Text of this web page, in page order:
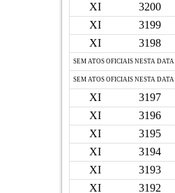
XI 3200
XI 3199
XI 3198
SEM ATOS OFICIAIS NESTA DATA
SEM ATOS OFICIAIS NESTA DATA
XI 3197
XI 3196
XI 3195
XI 3194
XI 3193
XI 3192